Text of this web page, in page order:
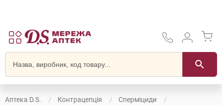
Аптека D.S. Контрацепція
Сперміциди